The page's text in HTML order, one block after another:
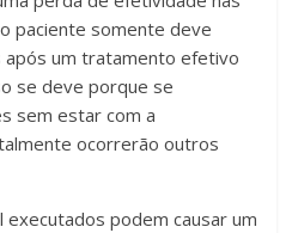
paciente somente deve
um tratamento efetivo
se deve porque se
sem estar com a
ocorrerão outros
executados podem causar um